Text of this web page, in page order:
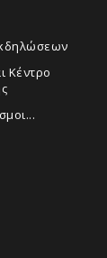
Κέντρο